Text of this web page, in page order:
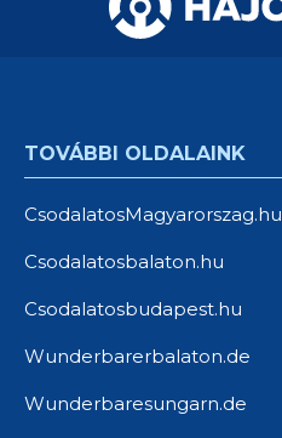
TOVÁBBI OLDALAINK
CsodalatosMagyarorszag.hu
Csodalatosbalaton.hu
Csodalatosbudapest.hu
Wunderbarerbalaton.de
Wunderbaresungarn.de